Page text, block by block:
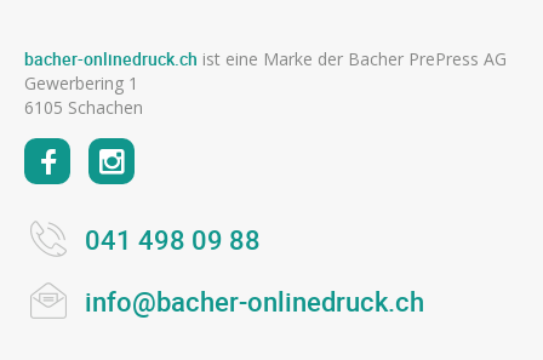
bacher-onlinedruck.ch ist eine Marke der Bacher PrePress AG
Gewerbering 1
6105 Schachen
041 498 09 88
info@bacher-onlinedruck.ch